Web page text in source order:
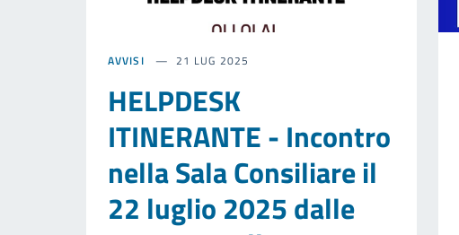
AVVISI 21 LUG 2025
HELPDESK
ITINERANTE - Incontro
nella Sala Consiliare il
22 luglio 2025 dalle